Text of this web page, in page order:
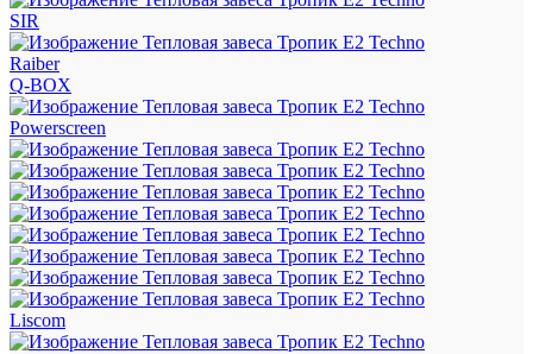
SIR
Raiber
Q-BOX
Powerscreen
Liscom